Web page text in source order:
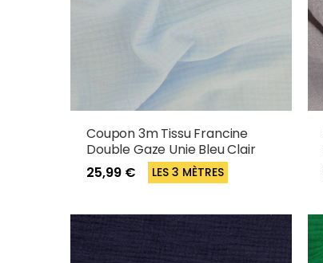
Coupon 3m Tissu Francine
Double Gaze Unie Bleu Clair
25,99 €
LES 3 MÈTRES